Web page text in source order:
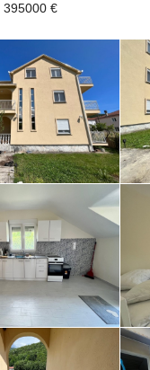
395000 €